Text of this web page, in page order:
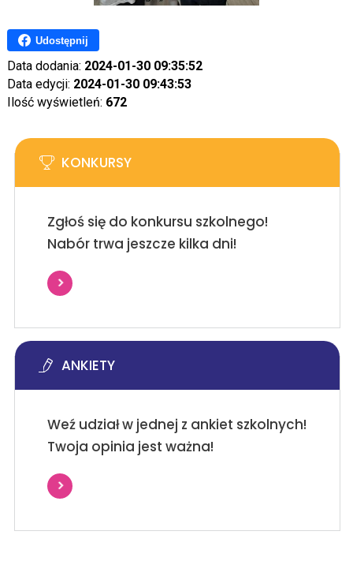
Udostępnij
Data dodania: 2024-01-30 09:35:52
Data edycji: 2024-01-30 09:43:53
Ilość wyświetleń: 672
KONKURSY
Zgłoś się do konkursu szkolnego!
Nabór trwa jeszcze kilka dni!
ANKIETY
Weź udział w jednej z ankiet szkolnych!
Twoja opinia jest ważna!